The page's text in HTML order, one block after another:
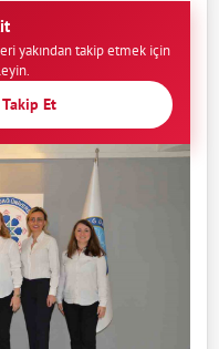
yakından takip etmek için
Et